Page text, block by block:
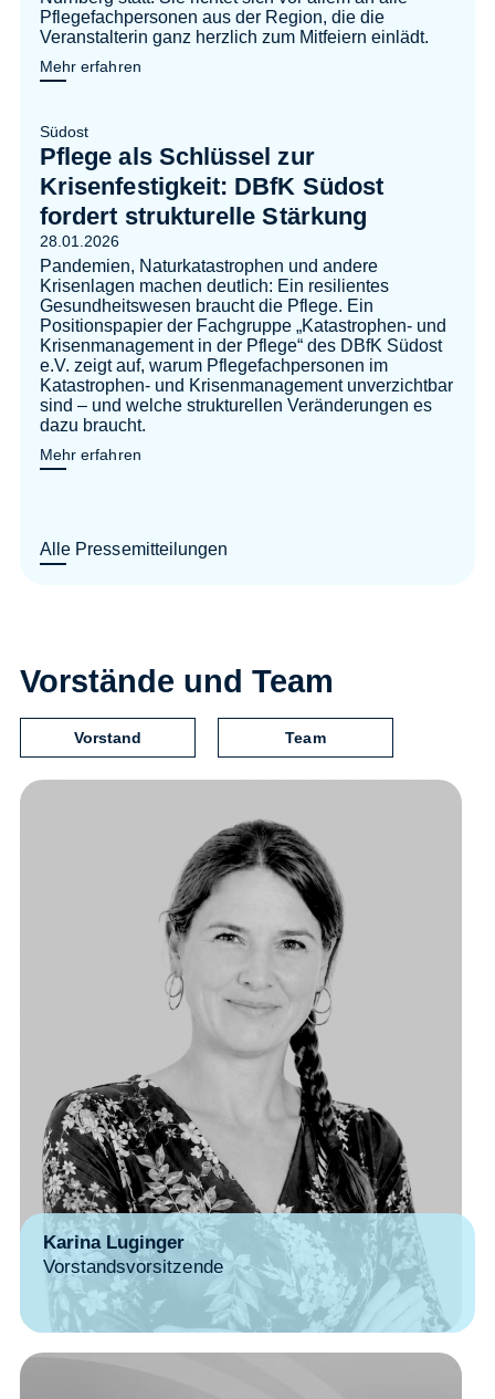
Pflegefachpersonen aus der Region, die die
Veranstalterin ganz herzlich zum Mitfeiern einlädt.
Mehr erfahren
Südost
Pflege als Schlüssel zur
Krisenfestigkeit: DBfK Südost
fordert strukturelle Stärkung
28.01.2026
Pandemien, Naturkatastrophen und andere
Krisenlagen machen deutlich: Ein resilientes
Gesundheitswesen braucht die Pflege. Ein
Positionspapier der Fachgruppe „Katastrophen- und
Krisenmanagement in der Pflege“ des DBfK Südost
e.V. zeigt auf, warum Pflegefachpersonen im
Katastrophen- und Krisenmanagement unverzichtbar
sind – und welche strukturellen Veränderungen es
dazu braucht.
Mehr erfahren
Alle Pressemitteilungen
Vorstände und Team
Vorstand Team
Karina Luginger
Vorstandsvorsitzende